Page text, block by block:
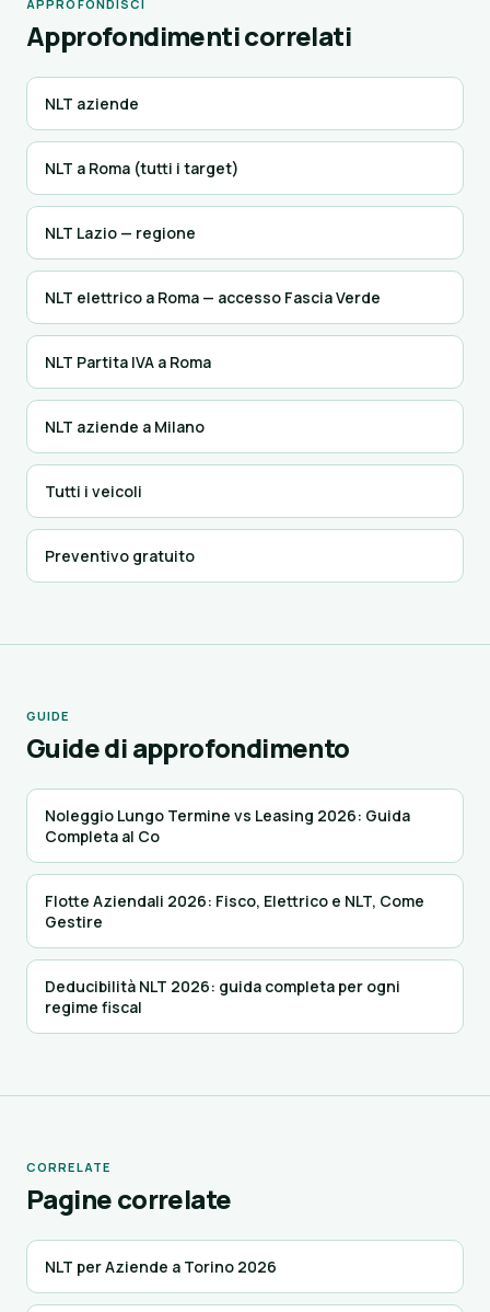
APPROFONDISCI
Approfondimenti correlati
NLT aziende
NLT a Roma (tutti i target)
NLT Lazio — regione
NLT elettrico a Roma — accesso Fascia Verde
NLT Partita IVA a Roma
NLT aziende a Milano
Tutti i veicoli
Preventivo gratuito
GUIDE
Guide di approfondimento
Noleggio Lungo Termine vs Leasing 2026: Guida
Completa al Co
Flotte Aziendali 2026: Fisco, Elettrico e NLT, Come
Gestire
Deducibilità NLT 2026: guida completa per ogni
regime fiscal
CORRELATE
Pagine correlate
NLT per Aziende a Torino 2026